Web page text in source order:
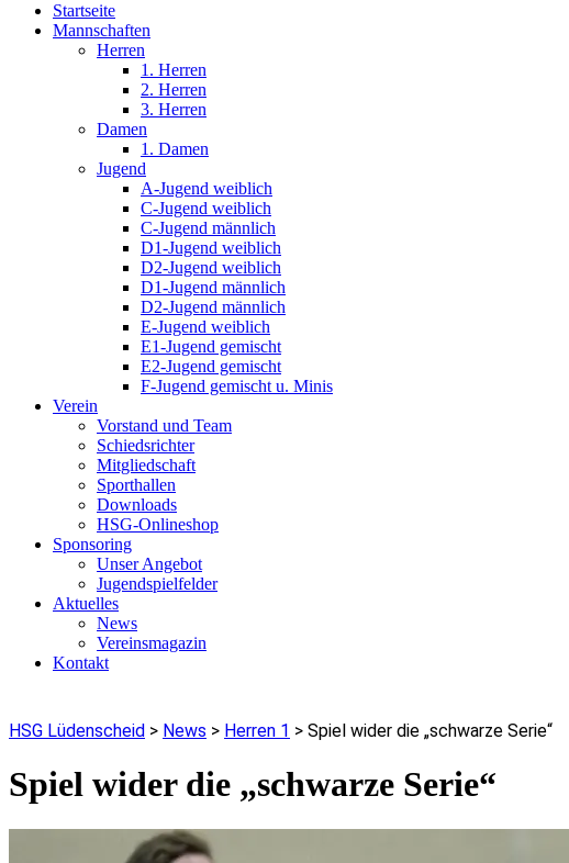
Startseite
Mannschaften
Herren
1. Herren
2. Herren
3. Herren
Damen
1. Damen
Jugend
A-Jugend weiblich
C-Jugend weiblich
C-Jugend männlich
D1-Jugend weiblich
D2-Jugend weiblich
D1-Jugend männlich
D2-Jugend männlich
E-Jugend weiblich
E1-Jugend gemischt
E2-Jugend gemischt
F-Jugend gemischt u. Minis
Verein
Vorstand und Team
Schiedsrichter
Mitgliedschaft
Sporthallen
Downloads
HSG-Onlineshop
Sponsoring
Unser Angebot
Jugendspielfelder
Aktuelles
News
Vereinsmagazin
Kontakt
HSG Lüdenscheid > News > Herren 1 > Spiel wider die „schwarze Serie“
Spiel wider die „schwarze Serie“